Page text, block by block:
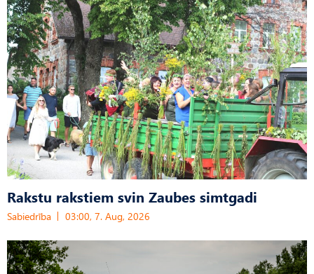
Rakstu rakstiem svin Zaubes simtgadi
Sabiedrība 03:00, 7. Aug, 2026